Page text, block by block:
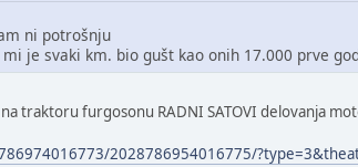
ni potrošnju
je svaki km. bio gušt kao onih 17.000 prve
traktoru furgosonu RADNI SATOVI delovanja
2028786954016775/